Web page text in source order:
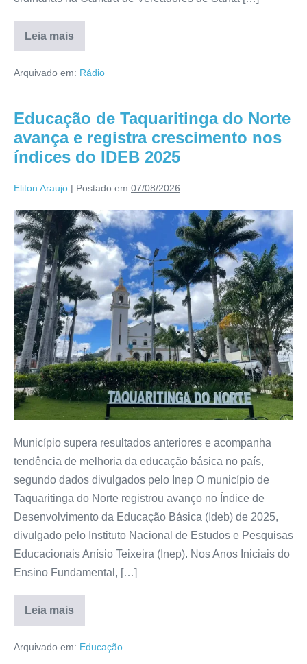
Leia mais
Arquivado em: Rádio
Educação de Taquaritinga do Norte
avança e registra crescimento nos
índices do IDEB 2025
Eliton Araujo | Postado em 07/08/2026
Município supera resultados anteriores e acompanha
tendência de melhoria da educação básica no país,
segundo dados divulgados pelo Inep O município de
Taquaritinga do Norte registrou avanço no Índice de
Desenvolvimento da Educação Básica (Ideb) de 2025,
divulgado pelo Instituto Nacional de Estudos e Pesquisas
Educacionais Anísio Teixeira (Inep). Nos Anos Iniciais do
Ensino Fundamental, […]
Leia mais
Arquivado em: Educação